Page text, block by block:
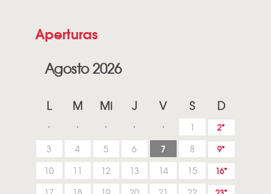
Aperturas
Agosto 2026
L M Mi J V S D
1 2
3 4 5 6 7 8 9
10 11 12 13 14 15 16